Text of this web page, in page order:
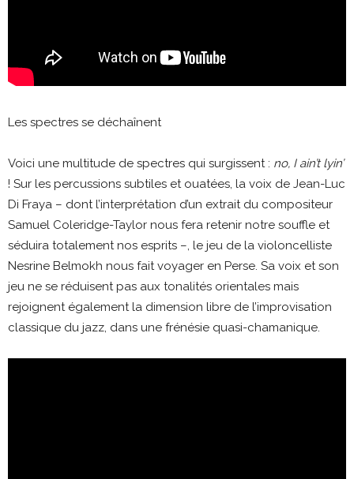
Les spectres se déchaînent
Voici une multitude de spectres qui surgissent : no, I ain’t lyin’
! Sur les percussions subtiles et ouatées, la voix de Jean-Luc
Di Fraya – dont l’interprétation d’un extrait du compositeur
Samuel Coleridge-Taylor nous fera retenir notre souffle et
séduira totalement nos esprits –, le jeu de la violoncelliste
Nesrine Belmokh nous fait voyager en Perse. Sa voix et son
jeu ne se réduisent pas aux tonalités orientales mais
rejoignent également la dimension libre de l’improvisation
classique du jazz, dans une frénésie quasi-chamanique.